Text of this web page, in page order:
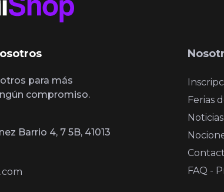
para más
compromiso.
Barrio 4, 7 5B, 41013
Ferias
Noticias
FAQ -